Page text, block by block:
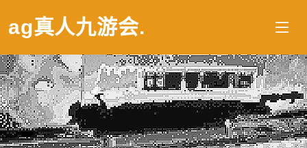
ag真人九游会.